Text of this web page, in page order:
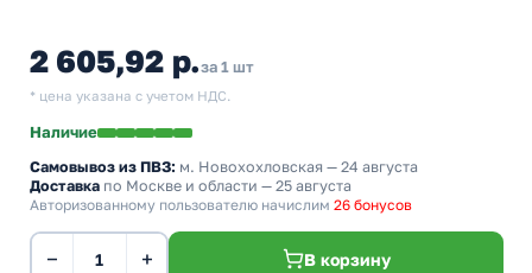
2 605,92 р.за 1 шт
* цена указана с учетом НДС.
Наличие
Самовывоз из ПВЗ: м. Новохохловская — 24 августа
Доставка по Москве и области — 25 августа
Авторизованному пользователю начислим 26 бонусов
− + В корзину